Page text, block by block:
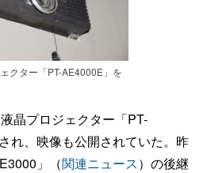
クター「PT-AE4000E」を
晶プロジェクター「PT-
れ、映像も公開されていた。昨
」（関連ニュース）の後継